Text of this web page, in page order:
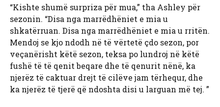
“Kishte shumë surpriza për mua,” tha Ashley për
sezonin. “Disa nga marrëdhëniet e mia u
shkatërruan. Disa nga marrëdhëniet e mia u rritën.
Mendoj se kjo ndodh në të vërtetë çdo sezon, por
veçanërisht këtë sezon, teksa po lundroj në këtë
fushë të të qenit beqare dhe të qenurit nënë, ka
njerëz të caktuar drejt të cilëve jam tërhequr, dhe
ka njerëz të tjerë që ndoshta disi u larguan më tej. ”